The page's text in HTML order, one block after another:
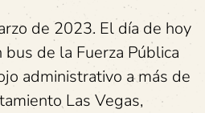
de 2023. El día de hoy
de la Fuerza Pública
administrativo a más de
Las Vegas,